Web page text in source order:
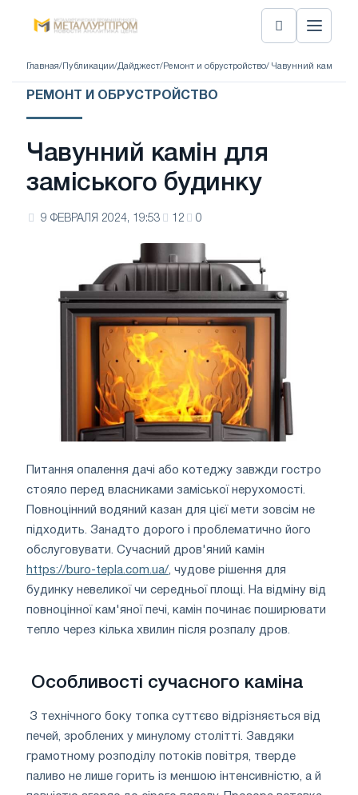
Главная/ Публикации/Дайджест/ Ремонт и обрустройство/ Чавунний камін для
РЕМОНТ И ОБРУСТРОЙСТВО
Чавунний камін для
заміського будинку
9 ФЕВРАЛЯ 2024, 19:53 12 0
Питання опалення дачі або котеджу завжди гостро
стояло перед власниками заміської нерухомості.
Повноцінний водяний казан для цієї мети зовсім не
підходить. Занадто дорого і проблематично його
обслуговувати. Сучасний дров'яний камін
https://buro-tepla.com.ua/ , чудове рішення для
будинку невеликої чи середньої площі. На відміну від
повноцінної кам'яної печі, камін починає поширювати
тепло через кілька хвилин після розпалу дров.
Особливості сучасного каміна
З технічного боку топка суттєво відрізняється від
печей, зроблених у минулому столітті. Завдяки
грамотному розподілу потоків повітря, тверде
паливо не лише горить із меншою інтенсивністю, а й